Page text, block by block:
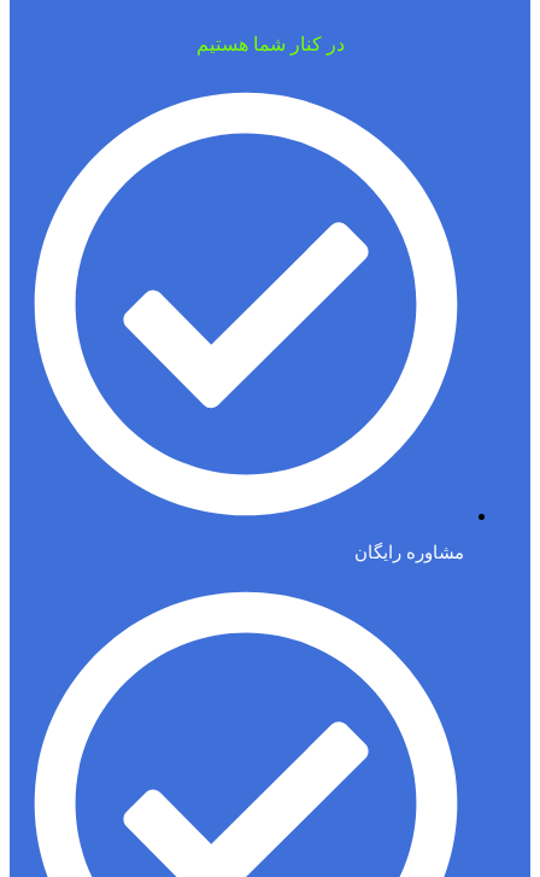
در کنار شما هستیم
مشاوره رایگان